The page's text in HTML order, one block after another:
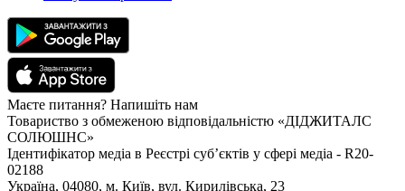
Маєте питання? Напишіть нам
Товариство з обмеженою відповідальністю «ДІДЖИТАЛС
СОЛЮШНС»
Ідентифікатор медіа в Реєстрі суб’єктів у сфері медіа - R20-
02188
Україна, 04080, м. Київ, вул. Кирилівська, 23